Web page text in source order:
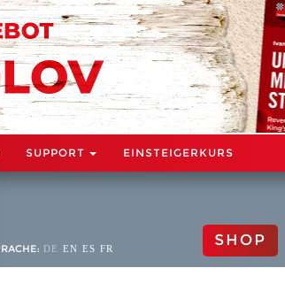
SUPPORT EINSTEIGERKURS
DE EN ES FR SHOP